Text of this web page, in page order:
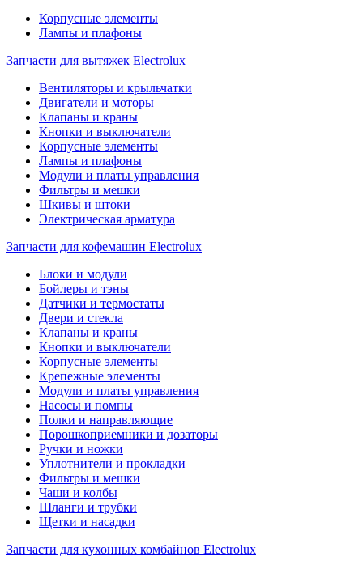
Корпусные элементы
Лампы и плафоны
Запчасти для вытяжек Electrolux
Вентиляторы и крыльчатки
Двигатели и моторы
Клапаны и краны
Кнопки и выключатели
Корпусные элементы
Лампы и плафоны
Модули и платы управления
Фильтры и мешки
Шкивы и штоки
Электрическая арматура
Запчасти для кофемашин Electrolux
Блоки и модули
Бойлеры и тэны
Датчики и термостаты
Двери и стекла
Клапаны и краны
Кнопки и выключатели
Корпусные элементы
Крепежные элементы
Модули и платы управления
Насосы и помпы
Полки и направляющие
Порошкоприемники и дозаторы
Ручки и ножки
Уплотнители и прокладки
Фильтры и мешки
Чаши и колбы
Шланги и трубки
Щетки и насадки
Запчасти для кухонных комбайнов Electrolux